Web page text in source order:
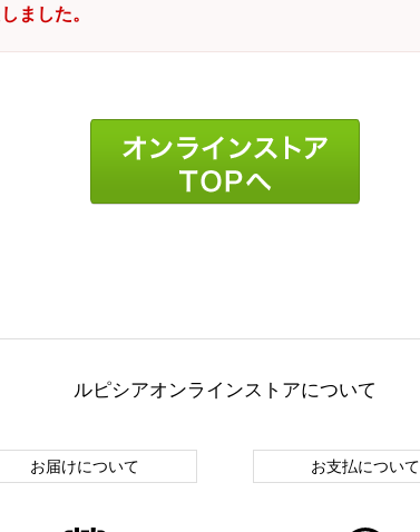
ました。
ルピシアオンラインストアについて
お届けについて お支払について